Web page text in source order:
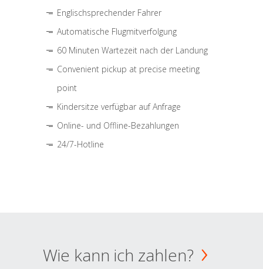
Englischsprechender Fahrer
Automatische Flugmitverfolgung
60 Minuten Wartezeit nach der Landung
Convenient pickup at precise meeting
point
Kindersitze verfügbar auf Anfrage
Online- und Offline-Bezahlungen
24/7-Hotline
Wie kann ich zahlen?